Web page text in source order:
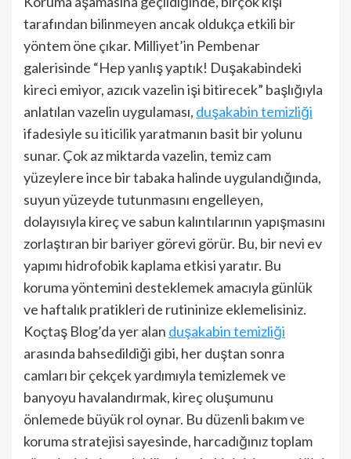
tarafından bilinmeyen ancak oldukça etkili bir
yöntem öne çıkar. Milliyet’in Pembenar
galerisinde “Hep yanlış yaptık! Duşakabindeki
kireci emiyor, azıcık vazelin işi bitirecek” başlığıyla
anlatılan vazelin uygulaması, duşakabin temizliği
ifadesiyle su iticilik yaratmanın basit bir yolunu
sunar. Çok az miktarda vazelin, temiz cam
yüzeylere ince bir tabaka halinde uygulandığında,
suyun yüzeyde tutunmasını engelleyen,
dolayısıyla kireç ve sabun kalıntılarının yapışmasını
zorlaştıran bir bariyer görevi görür. Bu, bir nevi ev
yapımı hidrofobik kaplama etkisi yaratır. Bu
koruma yöntemini desteklemek amacıyla günlük
ve haftalık pratikleri de rutininize eklemelisiniz.
Koçtaş Blog’da yer alan duşakabin temizliği
arasında bahsedildiği gibi, her duştan sonra
camları bir çekçek yardımıyla temizlemek ve
banyoyu havalandırmak, kireç oluşumunu
önlemede büyük rol oynar. Bu düzenli bakım ve
koruma stratejisi sayesinde, harcadığınız toplam